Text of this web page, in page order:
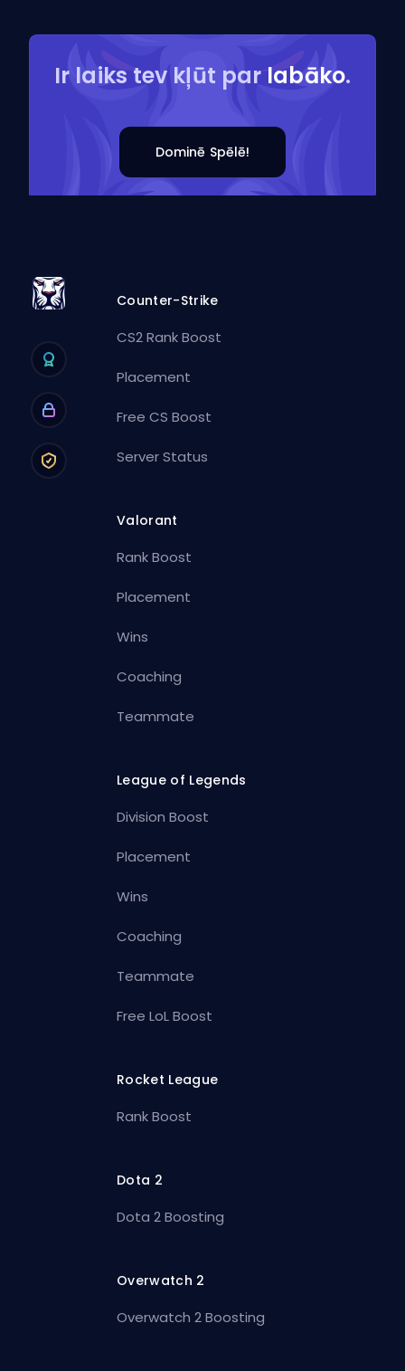
Ir laiks tev kļūt par labāko.
Dominē Spēlē!
Counter-Strike
CS2 Rank Boost
Placement
Free CS Boost
Server Status
Valorant
Rank Boost
Placement
Wins
Coaching
Teammate
League of Legends
Division Boost
Placement
Wins
Coaching
Teammate
Free LoL Boost
Rocket League
Rank Boost
Dota 2
Dota 2 Boosting
Overwatch 2
Overwatch 2 Boosting